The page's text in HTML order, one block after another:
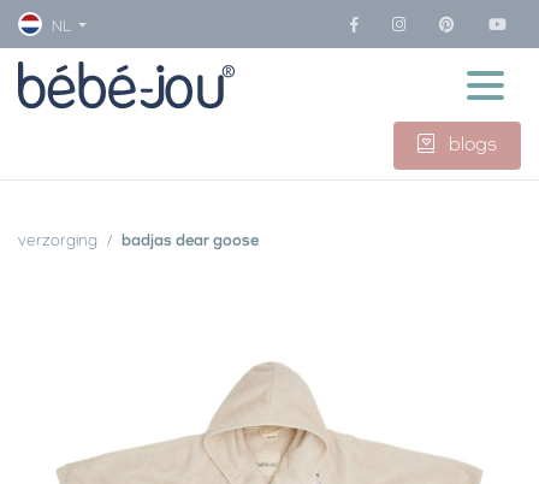
NL
blogs
verzorging badjas dear goose